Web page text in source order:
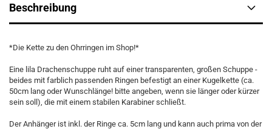
Beschreibung
*Die Kette zu den Ohrringen im Shop!*
Eine lila Drachenschuppe ruht auf einer transparenten, großen Schuppe -
beides mit farblich passenden Ringen befestigt an einer Kugelkette (ca.
50cm lang oder Wunschlänge! bitte angeben, wenn sie länger oder kürzer
sein soll), die mit einem stabilen Karabiner schließt.
Der Anhänger ist inkl. der Ringe ca. 5cm lang und kann auch prima von der